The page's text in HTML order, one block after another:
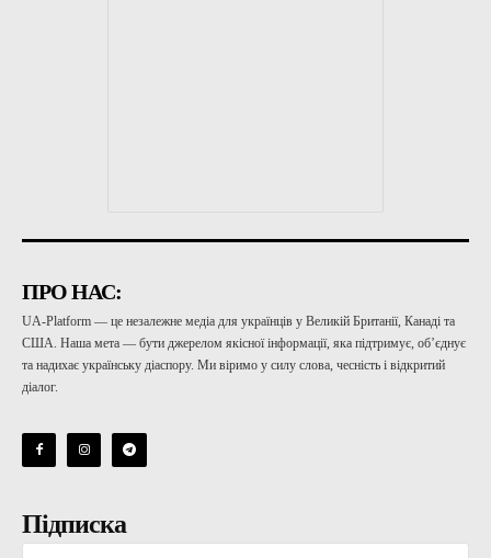
ПРО НАС:
UA-Platform — це незалежне медіа для українців у Великій Британії, Канаді та
США. Наша мета — бути джерелом якісної інформації, яка підтримує, об’єднує
та надихає українську діаспору. Ми віримо у силу слова, чесність і відкритий
діалог.
Підписка